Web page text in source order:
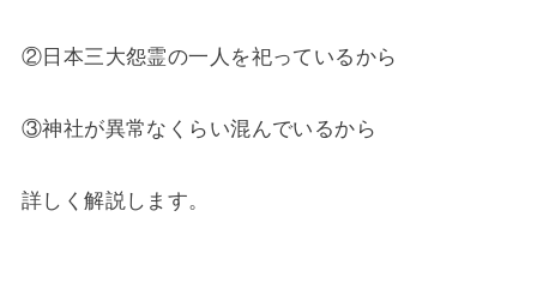
②日本三大怨霊の一人を祀っているから
③神社が異常なくらい混んでいるから
詳しく解説します。